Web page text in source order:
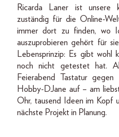
Ricarda Laner ist unsere
zuständig für die Online-
immer dort zu finden, wo
auszuprobieren gehört für
Lebensprinzip: Es gibt wohl
noch nicht getestet hat.
Feierabend Tastatur
Hobby-DJane auf – am
Ohr, tausend Ideen im Kopf
nächste Projekt in Planung.